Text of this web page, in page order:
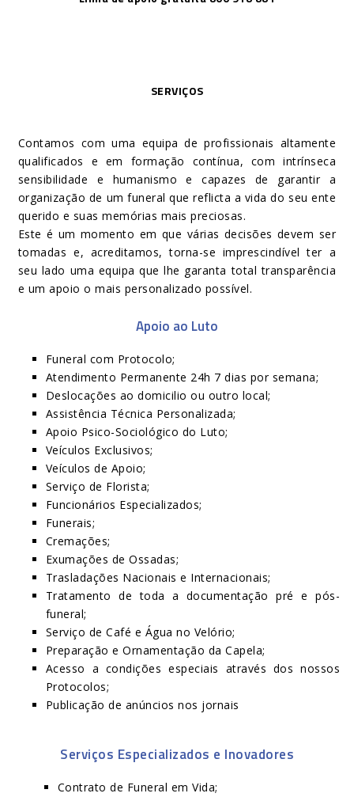
SERVIÇOS
Contamos com uma equipa de profissionais altamente
qualificados e em formação contínua, com intrínseca
sensibilidade e humanismo e capazes de garantir a
organização de um funeral que reflicta a vida do seu ente
querido e suas memórias mais preciosas.
Este é um momento em que várias decisões devem ser
tomadas e, acreditamos, torna-se imprescindível ter a
seu lado uma equipa que lhe garanta total transparência
e um apoio o mais personalizado possível.
Apoio ao Luto
Funeral com Protocolo;
Atendimento Permanente 24h 7 dias por semana;
Deslocações ao domicilio ou outro local;
Assistência Técnica Personalizada;
Apoio Psico-Sociológico do Luto;
Veículos Exclusivos;
Veículos de Apoio;
Serviço de Florista;
Funcionários Especializados;
Funerais;
Cremações;
Exumações de Ossadas;
Trasladações Nacionais e Internacionais;
Tratamento de toda a documentação pré e pós-
funeral;
Serviço de Café e Água no Velório;
Preparação e Ornamentação da Capela;
Acesso a condições especiais através dos nossos
Protocolos;
Publicação de anúncios nos jornais
Serviços Especializados e Inovadores
Contrato de Funeral em Vida;